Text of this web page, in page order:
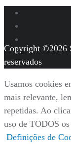
Copyright ©2026
reservados
Usamos cookies
mais relevante,
repetidas. Ao
uso de TODOS
Definições de